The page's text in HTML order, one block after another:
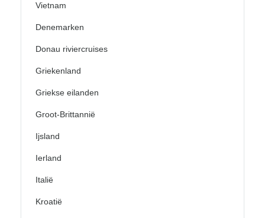
Vietnam
Denemarken
Donau riviercruises
Griekenland
Griekse eilanden
Groot-Brittannië
Ijsland
Ierland
Italië
Kroatië